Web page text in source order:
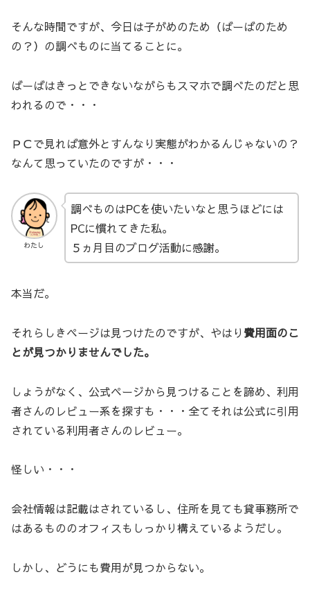
そんな時間ですが、今日は子がめのため（ばーばのため
の？）の調べものに当てることに。
ばーばはきっとできないながらもスマホで調べたのだと思
われるので・・・
ＰＣで見れば意外とすんなり実態がわかるんじゃないの？
なんて思っていたのですが・・・
わたし
調べものはPCを使いたいなと思うほどには
PCに慣れてきた私。
５ヵ月目のブログ活動に感謝。
本当だ。
それらしきページは見つけたのですが、やはり費用面のこ
とが見つかりませんでした。
しょうがなく、公式ページから見つけることを諦め、利用
者さんのレビュー系を探すも・・・全てそれは公式に引用
されている利用者さんのレビュー。
怪しい・・・
会社情報は記載はされているし、住所を見ても貸事務所で
はあるもののオフィスもしっかり構えているようだし。
しかし、どうにも費用が見つからない。